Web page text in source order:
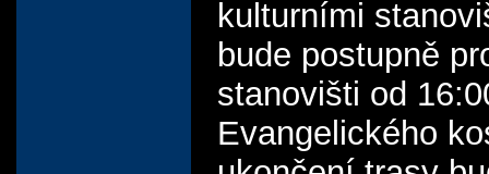
kulturními
bude postupně
stanovišti od
Evangelického